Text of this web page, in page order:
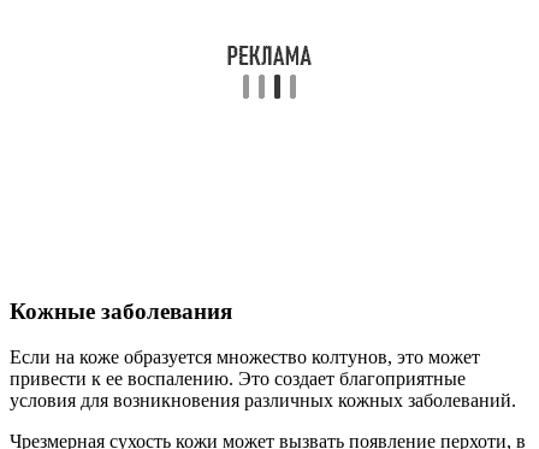
Кожные заболевания
Если на коже образуется множество колтунов, это может
привести к ее воспалению. Это создает благоприятные
условия для возникновения различных кожных заболеваний.
Чрезмерная сухость кожи может вызвать появление перхоти, в